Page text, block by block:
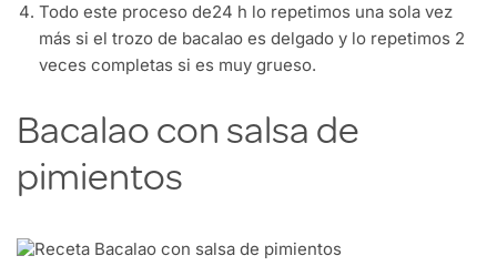
Todo este proceso de24 h lo repetimos una sola vez
más si el trozo de bacalao es delgado y lo repetimos 2
veces completas si es muy grueso.
Bacalao con salsa de
pimientos